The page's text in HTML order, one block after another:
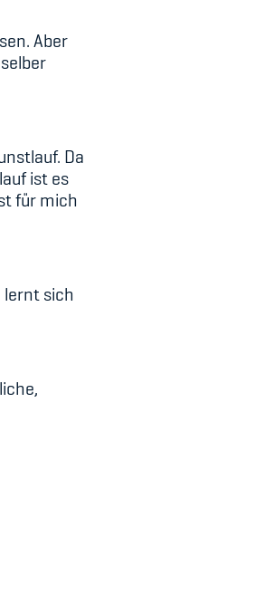
Aber
Da
ist es
für mich
lernt sich